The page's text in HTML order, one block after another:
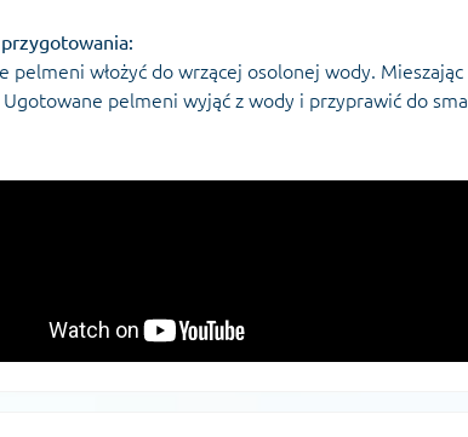
pelmeni włożyć do wrzącej osolonej wody.
pelmeni wyjąć z wody i przyprawić do